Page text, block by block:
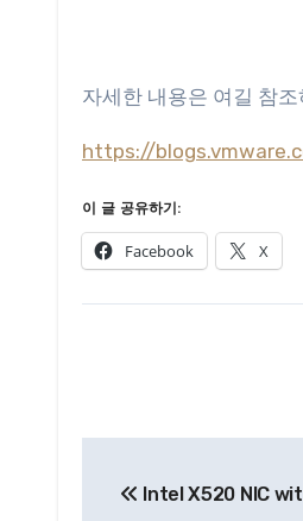
자세한 내용은 여길 참조
https://
이 글 공유하기:
Facebook X
Intel X520 NIC